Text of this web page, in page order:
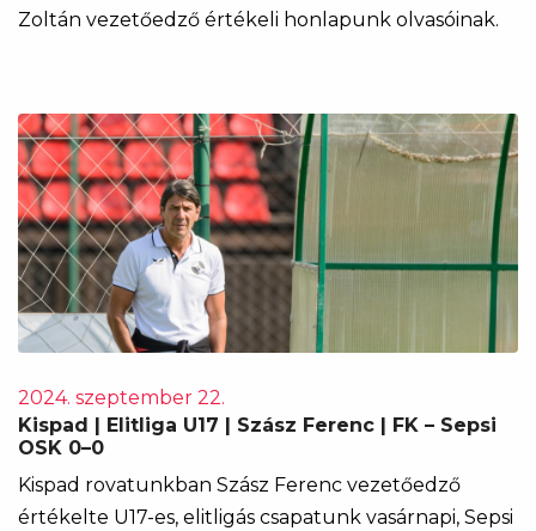
Zoltán vezetőedző értékeli honlapunk olvasóinak.
2024. szeptember 22.
Kispad | Elitliga U17 | Szász Ferenc | FK – Sepsi
OSK 0–0
Kispad rovatunkban Szász Ferenc vezetőedző
értékelte U17-es, elitligás csapatunk vasárnapi, Sepsi